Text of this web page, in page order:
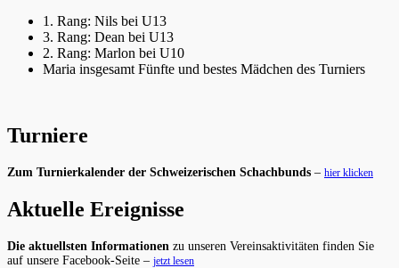
1. Rang: Nils bei U13
3. Rang: Dean bei U13
2. Rang: Marlon bei U10
Maria insgesamt Fünfte und bestes Mädchen des Turniers
Turniere
Zum Turnierkalender der Schweizerischen Schachbunds – hier klicken
Aktuelle Ereignisse
Die aktuellsten Informationen zu unseren Vereinsaktivitäten finden Sie
auf unsere Facebook-Seite – jetzt lesen